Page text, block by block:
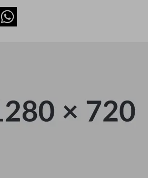
Whatsapp